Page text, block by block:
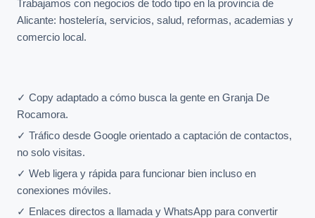
Trabajamos con negocios de todo tipo en la provincia de
Alicante: hostelería, servicios, salud, reformas, academias y
comercio local.
✓ Copy adaptado a cómo busca la gente en Granja De
Rocamora.
✓ Tráfico desde Google orientado a captación de contactos,
no solo visitas.
✓ Web ligera y rápida para funcionar bien incluso en
conexiones móviles.
✓ Enlaces directos a llamada y WhatsApp para convertir